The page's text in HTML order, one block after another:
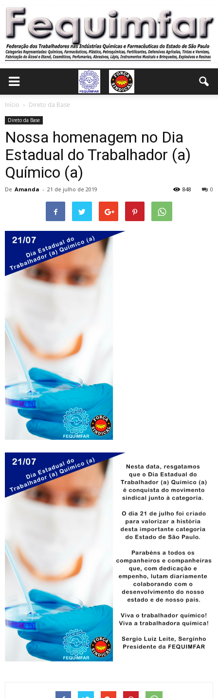
Início Direto da Base
Direto da Base
Nossa homenagem no Dia
Estadual do Trabalhador (a)
Químico (a)
De Amanda - 21 de julho de 2019 0
848